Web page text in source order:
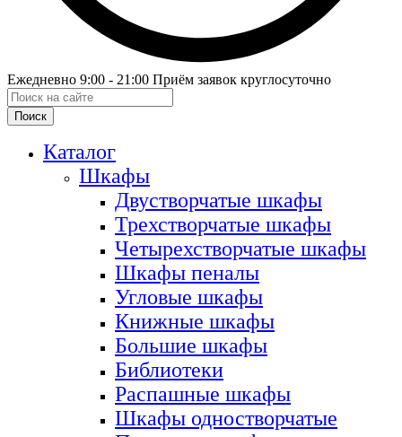
Ежедневно 9:00 - 21:00 Приём заявок круглосуточно
Поиск
Каталог
Шкафы
Двустворчатые шкафы
Трехстворчатые шкафы
Четырехстворчатые шкафы
Шкафы пеналы
Угловые шкафы
Книжные шкафы
Большие шкафы
Библиотеки
Распашные шкафы
Шкафы одностворчатые